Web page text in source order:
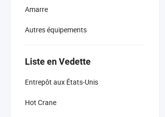
Amarre
Autres équipements
Liste en Vedette
Entrepôt aux États-Unis
Hot Crane